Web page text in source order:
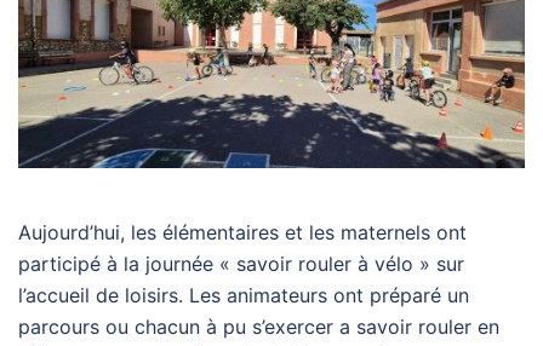
Aujourd’hui, les élémentaires et les maternels ont
participé à la journée « savoir rouler à vélo » sur
l’accueil de loisirs. Les animateurs ont préparé un
parcours ou chacun à pu s’exercer a savoir rouler en